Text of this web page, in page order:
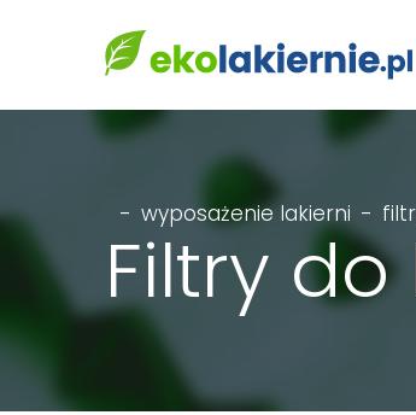
- wyposażenie lakierni -
Filtry